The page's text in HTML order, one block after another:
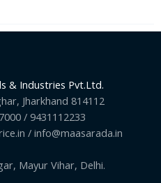
& Industries Pvt.Ltd.
Jharkhand 814112
/ 9431112233
/ info@maasarada.in
Mayur Vihar, Delhi.